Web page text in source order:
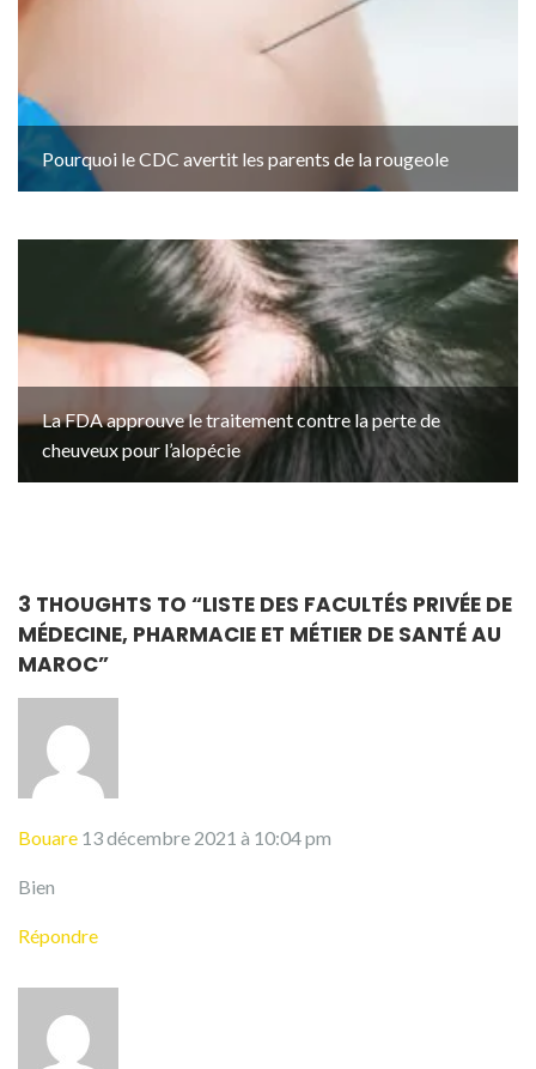
Pourquoi le CDC avertit les parents de la rougeole
La FDA approuve le traitement contre la perte de
cheuveux pour l’alopécie
3 THOUGHTS TO “LISTE DES FACULTÉS PRIVÉE DE
MÉDECINE, PHARMACIE ET MÉTIER DE SANTÉ AU
MAROC”
Bouare 13 décembre 2021 à 10:04 pm
Bien
Répondre